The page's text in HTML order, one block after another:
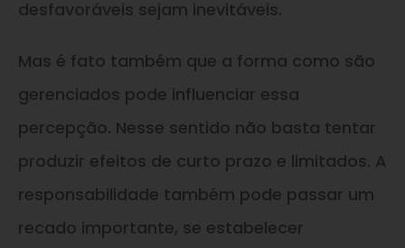
desfavoráveis sejam inevitáveis.
Mas é fato também que a forma como são
gerenciados pode influenciar essa
percepção. Nesse sentido não basta tentar
produzir efeitos de curto prazo e limitados. A
responsabilidade também pode passar um
recado importante, se estabelecer